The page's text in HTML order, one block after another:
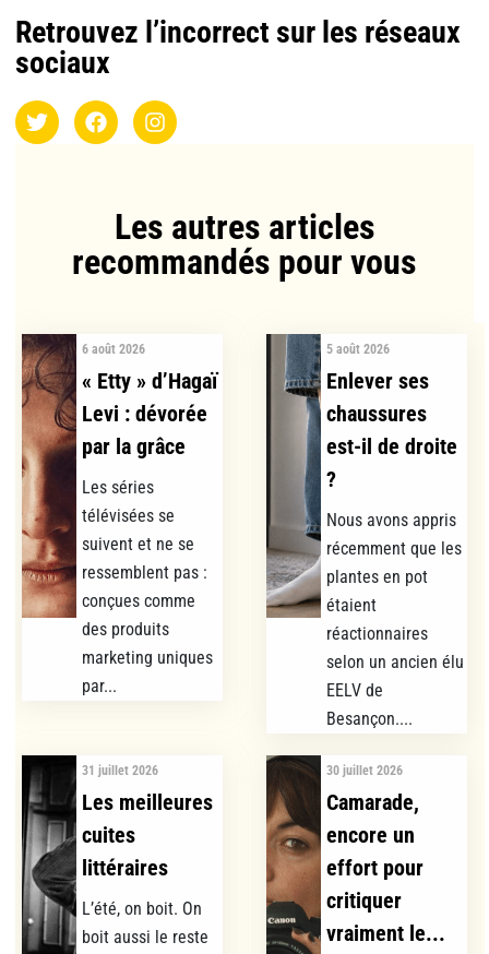
Retrouvez l’incorrect sur les réseaux
sociaux
Les autres articles
recommandés pour vous​
6 août 2026
« Etty » d’Hagaï
Levi : dévorée
par la grâce
Les séries
télévisées se
suivent et ne se
ressemblent pas :
conçues comme
des produits
marketing uniques
par...
5 août 2026
Enlever ses
chaussures
est-il de droite
?
Nous avons appris
récemment que les
plantes en pot
étaient
réactionnaires
selon un ancien élu
EELV de
Besançon....
31 juillet 2026
Les meilleures
cuites
littéraires
L’été, on boit. On
boit aussi le reste
30 juillet 2026
Camarade,
encore un
effort pour
critiquer
vraiment le...